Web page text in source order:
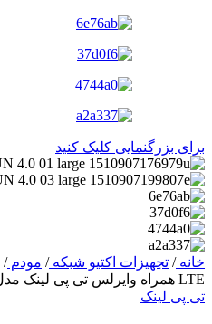
برای بزرگنمایی کلیک کنید
خانه/ تجهیزات اکتیو شبکه/ مودم/
LTE همراه وایرلس تی پی لینک مدل TP-Link M7350
تی پی لینک